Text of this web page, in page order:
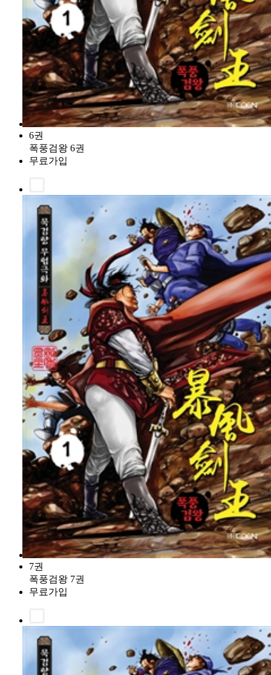
6권
폭풍검왕 6권
무료가입
7권
폭풍검왕 7권
무료가입